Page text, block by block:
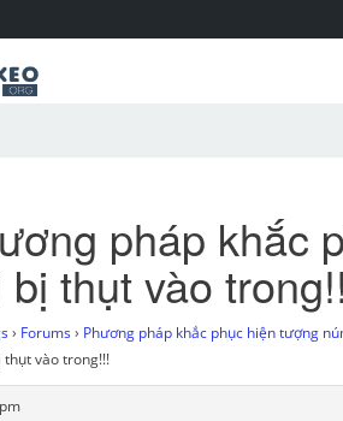
pháp khắc
thụt vào
› Forums › Phương pháp khắc phục hiện tượng
vào trong!!!